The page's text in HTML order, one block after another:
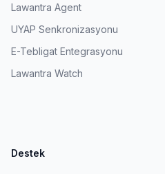
Lawantra Agent
UYAP Senkronizasyonu
E-Tebligat Entegrasyonu
Lawantra Watch
Destek